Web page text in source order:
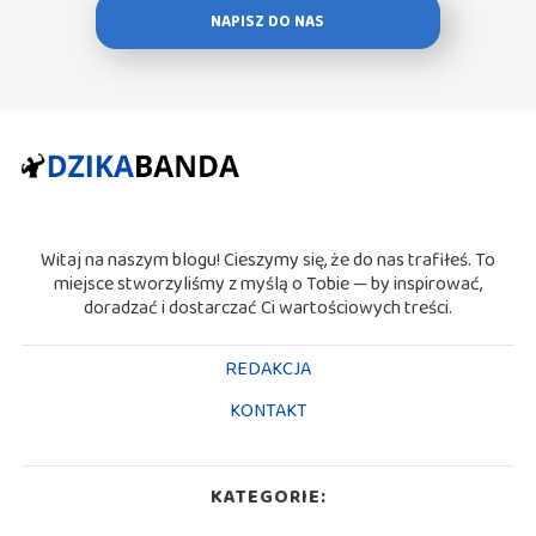
NAPISZ DO NAS
Witaj na naszym blogu! Cieszymy się, że do nas trafiłeś. To
miejsce stworzyliśmy z myślą o Tobie — by inspirować,
doradzać i dostarczać Ci wartościowych treści.
REDAKCJA
KONTAKT
KATEGORIE: